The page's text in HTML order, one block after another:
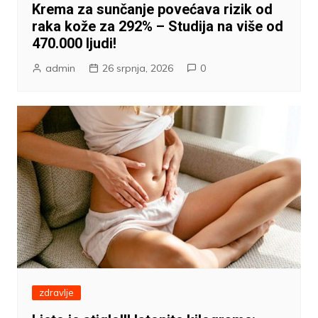
Krema za sunčanje povećava rizik od
raka kože za 292% – Studija na više od
470.000 ljudi!
admin 26 srpnja, 2026 0
zdravlje